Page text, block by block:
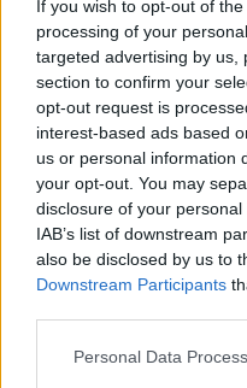
If you wish to opt-out of
processing of your
targeted advertising by us,
section to confirm your
opt-out request is
interest-based ads based
us or personal information
your opt-out. You may
disclosure of your
IAB’s list of downstream
also be disclosed by us to
Downstream Participants
Please note that this
Personal Data
közéletben maradok,
parlamenti
egész addig, amíg
a pártom hajlandó
– erről még 2025.
beszélt Orbán Viktor.
ebben is hazudott –
A portál emlékeztet,